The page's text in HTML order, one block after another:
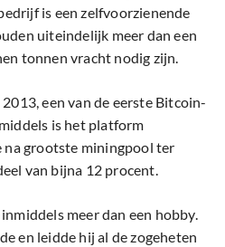
is een zelfvoorzienende
uiteindelijk meer dan een
tonnen vracht nodig zijn.
een van de eerste Bitcoin-
is het platform
grootste miningpool ter
van bijna 12 procent.
meer dan een hobby.
en leidde hij al de zogeheten